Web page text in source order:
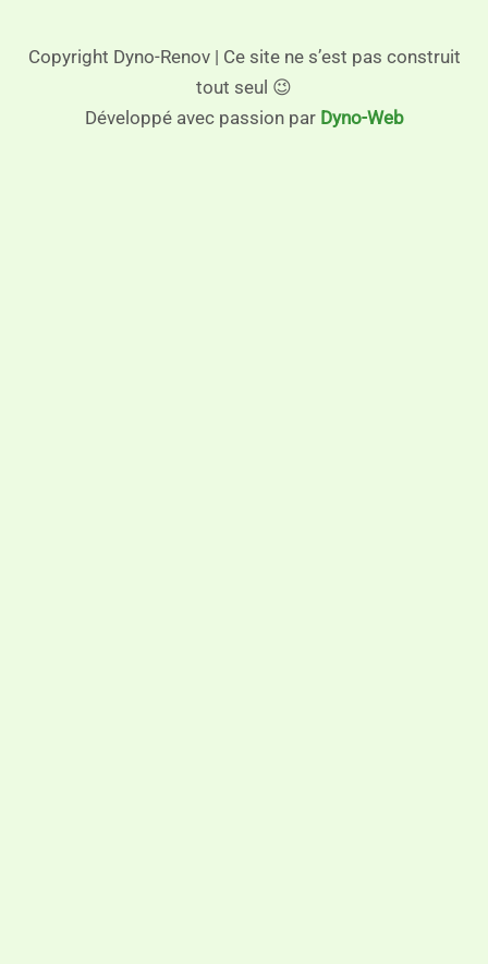
Copyright Dyno-Renov | Ce site ne s’est pas construit
tout seul 😉
Développé avec passion par Dyno-Web